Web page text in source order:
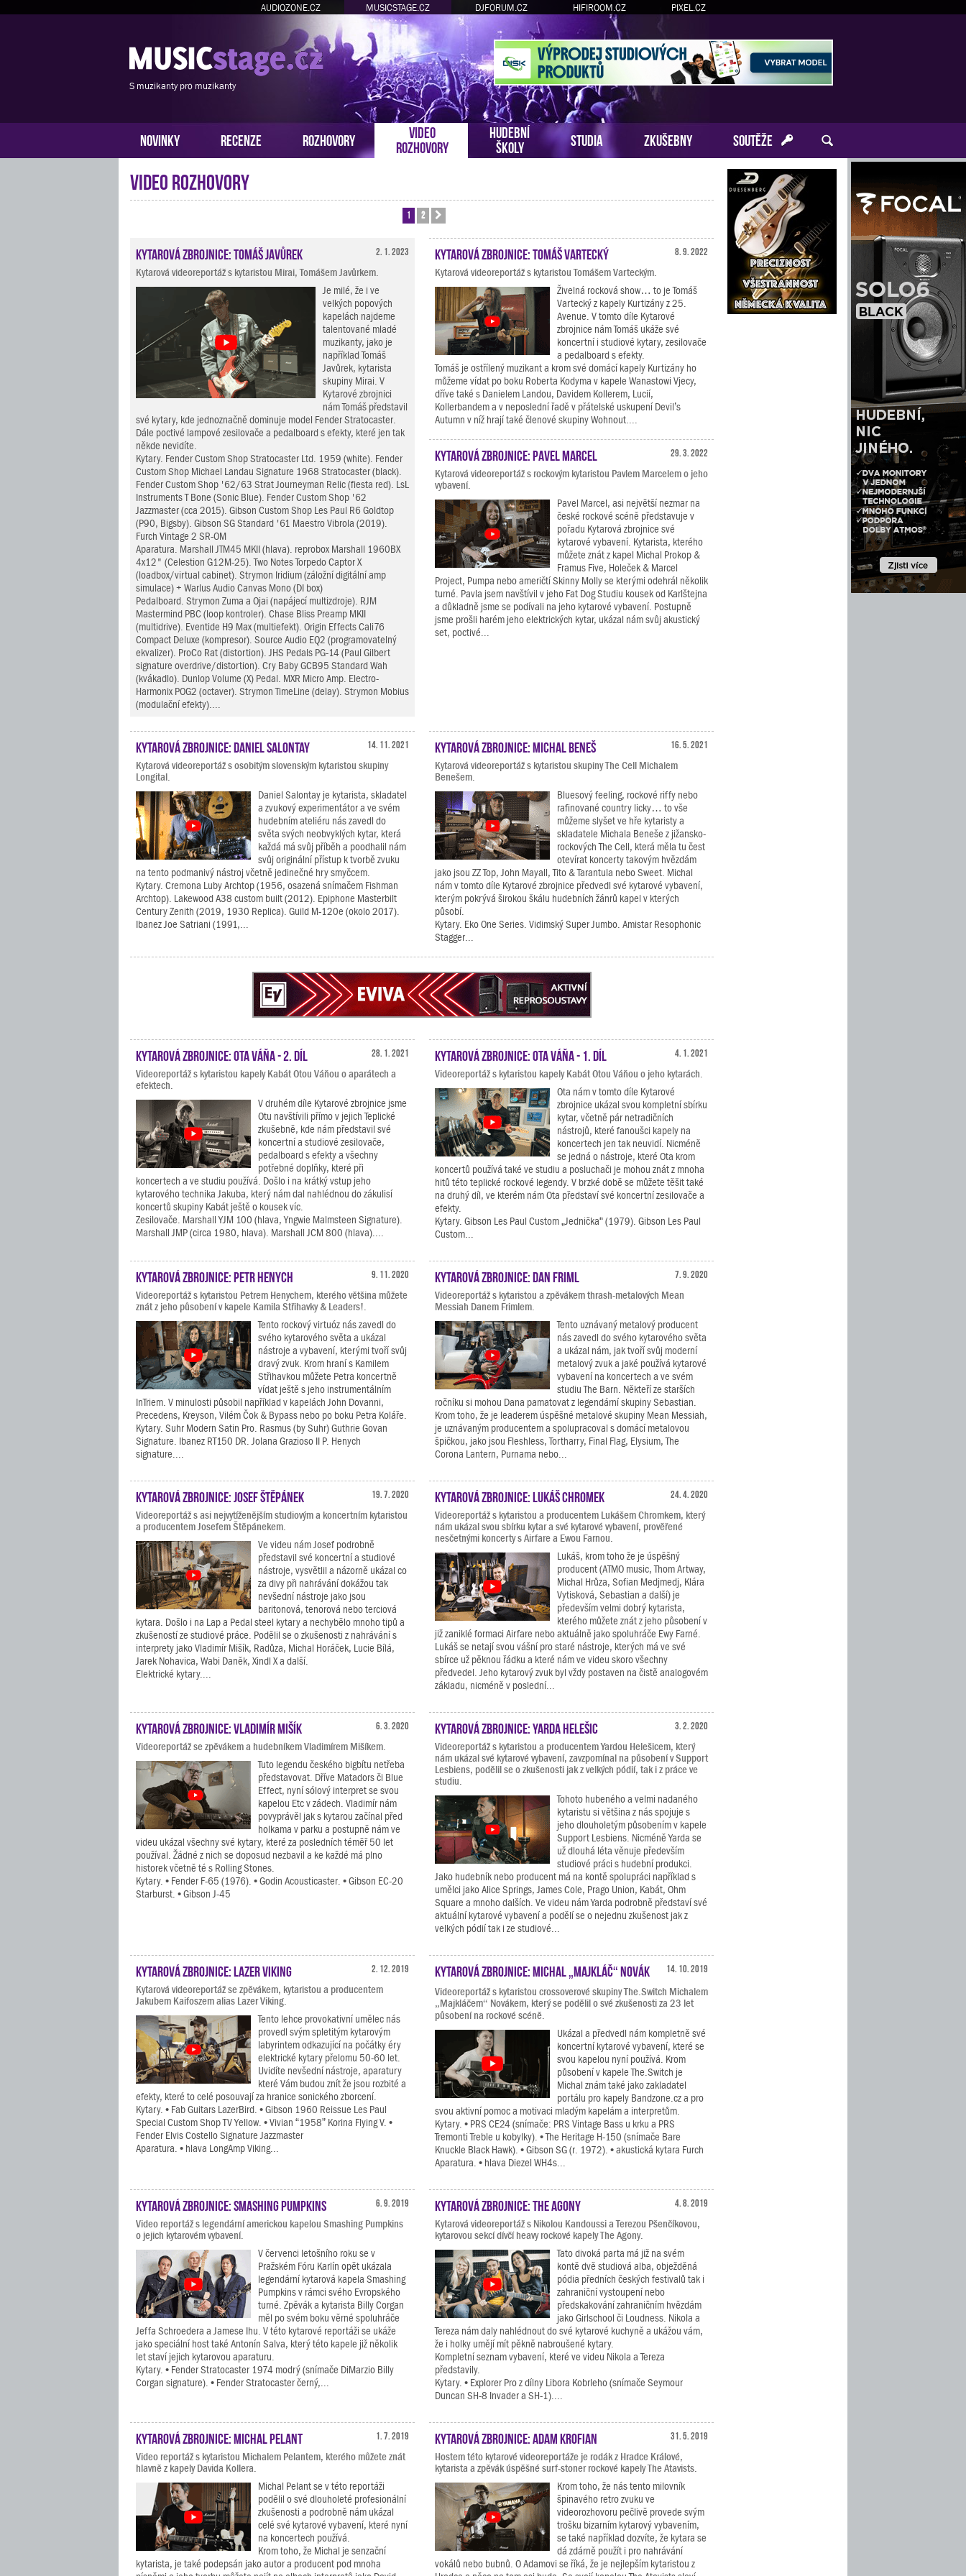
AUDIOZONE.CZ MUSICSTAGE.CZ DJFORUM.CZ HIFIROOM.CZ PIXEL.CZ
S muzikanty pro muzikanty
NOVINKY RECENZE ROZHOVORY
VIDEO
ROZHOVORY
HUDEBNÍ
ŠKOLY
STUDIA ZKUŠEBNY SOUTĚŽE
Video rozhovory
1 2
2. 1. 2023
Kytarová zbrojnice: Tomáš Javůrek
Kytarová videoreportáž s kytaristou Mirai, Tomášem Javůrkem.
Je milé, že i ve
velkých popových
kapelách najdeme
talentované mladé
muzikanty, jako je
například Tomáš
Javůrek, kytarista
skupiny Mirai. V
Kytarové zbrojnici
nám Tomáš představil
své kytary, kde jednoznačně dominuje model Fender Stratocaster.
Dále poctivé lampové zesilovače a pedalboard s efekty, které jen tak
někde nevidíte.
Kytary. Fender Custom Shop Stratocaster Ltd. 1959 (white). Fender
Custom Shop Michael Landau Signature 1968 Stratocaster (black).
Fender Custom Shop '62/63 Strat Journeyman Relic (fiesta red). LsL
Instruments T Bone (Sonic Blue). Fender Custom Shop '62
Jazzmaster (cca 2015). Gibson Custom Shop Les Paul R6 Goldtop
(P90, Bigsby). Gibson SG Standard '61 Maestro Vibrola (2019).
Furch Vintage 2 SR-OM
Aparatura. Marshall JTM45 MKII (hlava). reprobox Marshall 1960BX
4x12" (Celestion G12M-25). Two Notes Torpedo Captor X
(loadbox/virtual cabinet). Strymon Iridium (záložní digitální amp
simulace) + Warlus Audio Canvas Mono (DI box)
Pedalboard. Strymon Zuma a Ojai (napájecí multizdroje). RJM
Mastermind PBC (loop kontroler). Chase Bliss Preamp MKII
(multidrive). Eventide H9 Max (multiefekt). Origin Effects Cali76
Compact Deluxe (kompresor). Source Audio EQ2 (programovatelný
ekvalizer). ProCo Rat (distortion). JHS Pedals PG-14 (Paul Gilbert
signature overdrive/distortion). Cry Baby GCB95 Standard Wah
(kvákadlo). Dunlop Volume (X) Pedal. MXR Micro Amp. Electro-
Harmonix POG2 (octaver). Strymon TimeLine (delay). Strymon Mobius
(modulační efekty)....
8. 9. 2022
Kytarová zbrojnice: Tomáš Vartecký
Kytarová videoreportáž s kytaristou Tomášem Varteckým.
Živelná rocková show… to je Tomáš
Vartecký z kapely Kurtizány z 25.
Avenue. V tomto díle Kytarové
zbrojnice nám Tomáš ukáže své
koncertní i studiové kytary, zesilovače
a pedalboard s efekty.
Tomáš je ostřílený muzikant a krom své domácí kapely Kurtizány ho
můžeme vídat po boku Roberta Kodyma v kapele Wanastowi Vjecy,
dříve také s Danielem Landou, Davidem Kollerem, Lucií,
Kollerbandem a v neposlední řadě v přátelské uskupení Devil’s
Autumn v níž hrají také členové skupiny Wohnout....
29. 3. 2022
Kytarová zbrojnice: Pavel Marcel
Kytarová videoreportáž s rockovým kytaristou Pavlem Marcelem o jeho
vybavení.
Pavel Marcel, asi největší nezmar na
české rockové scéně představuje v
pořadu Kytarová zbrojnice své
kytarové vybavení. Kytarista, kterého
můžete znát z kapel Michal Prokop &
Framus Five, Holeček & Marcel
Project, Pumpa nebo američtí Skinny Molly se kterými odehrál několik
turné. Pavla jsem navštívil v jeho Fat Dog Studiu kousek od Karlštejna
a důkladně jsme se podívali na jeho kytarové vybavení. Postupně
jsme prošli harém jeho elektrických kytar, ukázal nám svůj akustický
set, poctivé...
14. 11. 2021
Kytarová zbrojnice: Daniel Salontay
Kytarová videoreportáž s osobitým slovenským kytaristou skupiny
Longital.
Daniel Salontay je kytarista, skladatel
a zvukový experimentátor a ve svém
hudebním ateliéru nás zavedl do
světa svých neobvyklých kytar, která
každá má svůj příběh a poodhalil nám
svůj originální přístup k tvorbě zvuku
na tento podmanivý nástroj včetně jedinečné hry smyčcem.
Kytary. Cremona Luby Archtop (1956, osazená snímačem Fishman
Archtop). Lakewood A38 custom built (2012). Epiphone Masterbilt
Century Zenith (2019, 1930 Replica). Guild M-120e (okolo 2017).
Ibanez Joe Satriani (1991,...
16. 5. 2021
Kytarová zbrojnice: Michal Beneš
Kytarová videoreportáž s kytaristou skupiny The Cell Michalem
Benešem.
Bluesový feeling, rockové riffy nebo
rafinované country licky… to vše
můžeme slyšet ve hře kytaristy a
skladatele Michala Beneše z jižansko-
rockových The Cell, která měla tu čest
otevírat koncerty takovým hvězdám
jako jsou ZZ Top, John Mayall, Tito & Tarantula nebo Sweet. Michal
nám v tomto díle Kytarové zbrojnice předvedl své kytarové vybavení,
kterým pokrývá širokou škálu hudebních žánrů kapel v kterých
působí.
Kytary. Eko One Series. Vidimský Super Jumbo. Amistar Resophonic
Stagger...
28. 1. 2021
Kytarová zbrojnice: Ota Váňa - 2. díl
Videoreportáž s kytaristou kapely Kabát Otou Váňou o aparátech a
efektech.
V druhém díle Kytarové zbrojnice jsme
Otu navštívili přímo v jejich Teplické
zkušebně, kde nám představil své
koncertní a studiové zesilovače,
pedalboard s efekty a všechny
potřebné doplňky, které při
koncertech a ve studiu používá. Došlo i na krátký vstup jeho
kytarového technika Jakuba, který nám dal nahlédnou do zákulisí
koncertů skupiny Kabát ještě o kousek víc.
Zesilovače. Marshall YJM 100 (hlava, Yngwie Malmsteen Signature).
Marshall JMP (circa 1980, hlava). Marshall JCM 800 (hlava)....
4. 1. 2021
Kytarová zbrojnice: Ota Váňa - 1. díl
Videoreportáž s kytaristou kapely Kabát Otou Váňou o jeho kytarách.
Ota nám v tomto díle Kytarové
zbrojnice ukázal svou kompletní sbírku
kytar, včetně pár netradičních
nástrojů, které fanoušci kapely na
koncertech jen tak neuvidí. Nicméně
se jedná o nástroje, které Ota krom
koncertů používá také ve studiu a posluchači je mohou znát z mnoha
hitů této teplické rockové legendy. V brzké době se můžete těšit také
na druhý díl, ve kterém nám Ota představí své koncertní zesilovače a
efekty.
Kytary. Gibson Les Paul Custom „Jednička“ (1979). Gibson Les Paul
Custom...
9. 11. 2020
Kytarová zbrojnice: Petr Henych
Videoreportáž s kytaristou Petrem Henychem, kterého většina můžete
znát z jeho působení v kapele Kamila Střihavky & Leaders!.
Tento rockový virtuóz nás zavedl do
svého kytarového světa a ukázal
nástroje a vybavení, kterými tvoří svůj
dravý zvuk. Krom hraní s Kamilem
Střihavkou můžete Petra koncertně
vídat ještě s jeho instrumentálním
InTriem. V minulosti působil například v kapelách John Dovanni,
Precedens, Kreyson, Vilém Čok & Bypass nebo po boku Petra Koláře.
Kytary. Suhr Modern Satin Pro. Rasmus (by Suhr) Guthrie Govan
Signature. Ibanez RT150 DR. Jolana Grazioso II P. Henych
signature....
7. 9. 2020
Kytarová zbrojnice: Dan Friml
Videoreportáž s kytaristou a zpěvákem thrash-metalových Mean
Messiah Danem Frimlem.
Tento uznávaný metalový producent
nás zavedl do svého kytarového světa
a ukázal nám, jak tvoří svůj moderní
metalový zvuk a jaké používá kytarové
vybavení na koncertech a ve svém
studiu The Barn. Někteří ze starších
ročníku si mohou Dana pamatovat z legendární skupiny Sebastian.
Krom toho, že je leaderem úspěšné metalové skupiny Mean Messiah,
je uznávaným producentem a spolupracoval s domácí metalovou
špičkou, jako jsou Fleshless, Tortharry, Final Flag, Elysium, The
Corona Lantern, Purnama nebo...
19. 7. 2020
Kytarová zbrojnice: Josef Štěpánek
Videoreportáž s asi nejvytíženějším studiovým a koncertním kytaristou
a producentem Josefem Štěpánekem.
Ve videu nám Josef podrobně
představil své koncertní a studiové
nástroje, vysvětlil a názorně ukázal co
za divy při nahrávání dokážou tak
nevšední nástroje jako jsou
baritonová, tenorová nebo terciová
kytara. Došlo i na Lap a Pedal steel kytary a nechybělo mnoho tipů a
zkušeností ze studiové práce. Podělil se o zkušenosti z nahrávání s
interprety jako Vladimír Mišík, Radůza, Michal Horáček, Lucie Bílá,
Jarek Nohavica, Wabi Daněk, Xindl X a další.
Elektrické kytary....
24. 4. 2020
Kytarová zbrojnice: Lukáš Chromek
Videoreportáž s kytaristou a producentem Lukášem Chromkem, který
nám ukázal svou sbírku kytar a své kytarové vybavení, prověřené
nesčetnými koncerty s Airfare a Ewou Farnou.
Lukáš, krom toho že je úspěšný
producent (ATMO music, Thom Artway,
Michal Hrůza, Sofian Medjmedj, Klára
Vytisková, Sebastian a další) je
především velmi dobrý kytarista,
kterého můžete znát z jeho působení v
již zaniklé formaci Airfare nebo aktuálně jako spoluhráče Ewy Farné.
Lukáš se netají svou vášní pro staré nástroje, kterých má ve své
sbírce už pěknou řádku a které nám ve videu skoro všechny
předvedel. Jeho kytarový zvuk byl vždy postaven na čistě analogovém
základu, nicméně v poslední...
6. 3. 2020
Kytarová zbrojnice: Vladimír Mišík
Videoreportáž se zpěvákem a hudebníkem Vladimírem Mišíkem.
Tuto legendu českého bigbítu netřeba
představovat. Dříve Matadors či Blue
Effect, nyní sólový interpret se svou
kapelou Etc v zádech. Vladimír nám
povyprávěl jak s kytarou začínal před
holkama v parku a postupně nám ve
videu ukázal všechny své kytary, které za posledních téměř 50 let
používal. Žádné z nich se doposud nezbavil a ke každé má plno
historek včetně té s Rolling Stones.
Kytary. • Fender F-65 (1976). • Godin Acousticaster. • Gibson EC-20
Starburst. • Gibson J-45
3. 2. 2020
Kytarová zbrojnice: Yarda Helešic
Videoreportáž s kytaristou a producentem Yardou Helešicem, který
nám ukázal své kytarové vybavení, zavzpomínal na působení v Support
Lesbiens, podělil se o zkušenosti jak z velkých pódií, tak i z práce ve
studiu.
Tohoto hubeného a velmi nadaného
kytaristu si většina z nás spojuje s
jeho dlouholetým působením v kapele
Support Lesbiens. Nicméně Yarda se
už dlouhá léta věnuje především
studiové práci s hudební produkci.
Jako hudebník nebo producent má na kontě spolupráci například s
umělci jako Alice Springs, James Cole, Prago Union, Kabát, Ohm
Square a mnoho dalších. Ve videu nám Yarda podrobně představí své
aktuální kytarové vybavení a podělí se o nejednu zkušenost jak z
velkých pódií tak i ze studiové...
2. 12. 2019
Kytarová zbrojnice: Lazer Viking
Kytarová videoreportáž se zpěvákem, kytaristou a producentem
Jakubem Kaifoszem alias Lazer Viking.
Tento lehce provokativní umělec nás
provedl svým spletitým kytarovým
labyrintem odkazující na počátky éry
elektrické kytary přelomu 50-60 let.
Uvidíte nevšední nástroje, aparatury
které Vám budou znít že jsou rozbité a
efekty, které to celé posouvají za hranice sonického zborcení.
Kytary. • Fab Guitars LazerBird. • Gibson 1960 Reissue Les Paul
Special Custom Shop TV Yellow. • Vivian “1958” Korina Flying V. •
Fender Elvis Costello Signature Jazzmaster
Aparatura. • hlava LongAmp Viking...
14. 10. 2019
Kytarová zbrojnice: Michal „Majkláč“ Novák
Videoreportáž s kytaristou crossoverové skupiny The.Switch Michalem
„Majkláčem“ Novákem, který se podělil o své zkušenosti za 23 let
působení na rockové scéně.
Ukázal a předvedl nám kompletně své
koncertní kytarové vybavení, které se
svou kapelou nyní používá. Krom
působení v kapele The.Switch je
Michal znám také jako zakladatel
portálu pro kapely Bandzone.cz a pro
svou aktivní pomoc a motivaci mladým kapelám a interpretům.
Kytary. • PRS CE24 (snímače: PRS Vintage Bass u krku a PRS
Tremonti Treble u kobylky). • The Heritage H-150 (snímače Bare
Knuckle Black Hawk). • Gibson SG (r. 1972). • akustická kytara Furch
Aparatura. • hlava Diezel WH4s...
6. 9. 2019
Kytarová zbrojnice: Smashing Pumpkins
Video reportáž s legendární americkou kapelou Smashing Pumpkins
o jejich kytarovém vybavení.
V červenci letošního roku se v
Pražském Fóru Karlín opět ukázala
legendární kytarová kapela Smashing
Pumpkins v rámci svého Evropského
turné. Zpěvák a kytarista Billy Corgan
měl po svém boku věrné spoluhráče
Jeffa Schroedera a Jamese Ihu. V této kytarové reportáži se ukáže
jako speciální host také Antonín Salva, který této kapele již několik
let staví jejich kytarovou aparaturu.
Kytary. • Fender Stratocaster 1974 modrý (snímače DiMarzio Billy
Corgan signature). • Fender Stratocaster černý,...
4. 8. 2019
Kytarová zbrojnice: The Agony
Kytarová videoreportáž s Nikolou Kandoussi a Terezou Pšenčíkovou,
kytarovou sekcí dívčí heavy rockové kapely The Agony.
Tato divoká parta má již na svém
kontě dvě studiová alba, obježděná
pódia předních českých festivalů tak i
zahraniční vystoupení nebo
předskakování zahraničním hvězdám
jako Girlschool či Loudness. Nikola a
Tereza nám daly nahlédnout do své kytarové kuchyně a ukážou vám,
že i holky umějí mít pěkně nabroušené kytary.
Kompletní seznam vybavení, které ve videu Nikola a Tereza
představily.
Kytary. • Explorer Pro z dílny Libora Kobrleho (snímače Seymour
Duncan SH-8 Invader a SH-1)....
1. 7. 2019
Kytarová zbrojnice: Michal Pelant
Video reportáž s kytaristou Michalem Pelantem, kterého můžete znát
hlavně z kapely Davida Kollera.
Michal Pelant se v této reportáži
podělil o své dlouholeté profesionální
zkušenosti a podrobně nám ukázal
celé své kytarové vybavení, které nyní
na koncertech používá.
Krom toho, že Michal je senzační
kytarista, je také podepsán jako autor a producent pod mnoha
31. 5. 2019
Kytarová zbrojnice: Adam Krofian
Hostem této kytarové videoreportáže je rodák z Hradce Králové,
kytarista a zpěvák úspěšné surf-stoner rockové kapely The Atavists.
Krom toho, že nás tento milovník
špinavého retro zvuku ve
videorozhovoru pečlivě provede svým
trošku bizarním kytarový vybavením,
se také například dozvíte, že kytara se
dá zdárně použít i pro nahrávání
vokálů nebo bubnů. O Adamovi se říká, že je nejlepším kytaristou z